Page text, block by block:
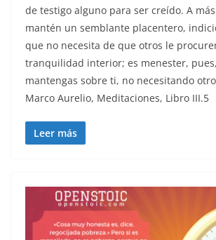
de testigo alguno para ser creído. A
mantén un semblante placentero,
que no necesita de que otros le
tranquilidad interior; es menester,
mantengas sobre ti, no necesitando
Marco Aurelio, Meditaciones, Libro III.5
Leer más